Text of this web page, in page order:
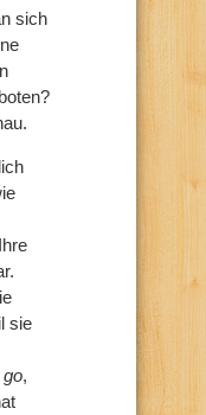
sich
sie
go,